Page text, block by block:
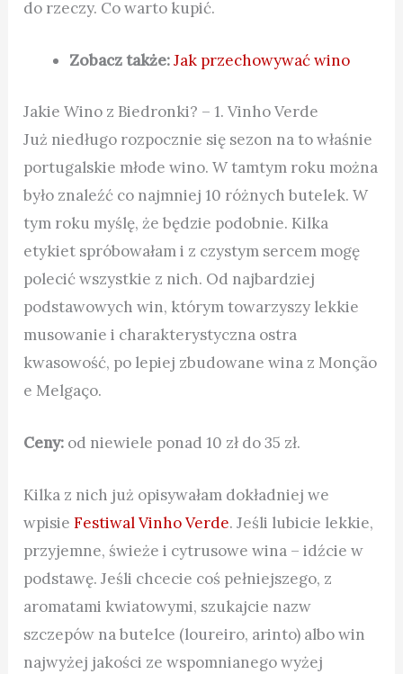
do rzeczy. Co warto kupić.
Zobacz także:Jak przechowywać wino
Jakie Wino z Biedronki? – 1.Vinho Verde
Już niedługo rozpocznie się sezon na to właśnie
portugalskie młode wino. W tamtym roku można
było znaleźć co najmniej 10 różnych butelek. W
tym roku myślę, że będzie podobnie. Kilka
etykiet spróbowałam i z czystym sercem mogę
polecić wszystkie z nich. Od najbardziej
podstawowych win, którym towarzyszy lekkie
musowanie i charakterystyczna ostra
kwasowość, po lepiej zbudowane wina z Monção
e Melgaço.
Ceny: od niewiele ponad 10 zł do 35 zł.
Kilka z nich już opisywałam dokładniej we
wpisieFestiwal Vinho Verde. Jeśli lubicie lekkie,
przyjemne, świeże i cytrusowe wina – idźcie w
podstawę. Jeśli chcecie coś pełniejszego, z
aromatami kwiatowymi, szukajcie nazw
szczepów na butelce (loureiro, arinto) albo win
najwyżej jakości ze wspomnianego wyżej